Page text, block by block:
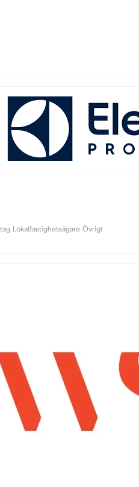
Lokalfastighetsägare Övrigt